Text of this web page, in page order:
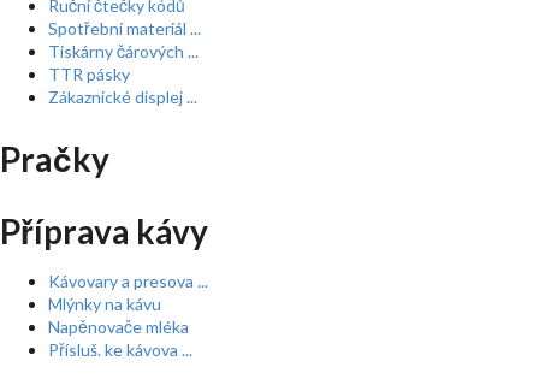
Ruční čtečky kódů
Spotřební materiál ...
Tiskárny čárových ...
TTR pásky
Zákaznické displej ...
Pračky
Příprava kávy
Kávovary a presova ...
Mlýnky na kávu
Napěnovače mléka
Přísluš. ke kávova ...